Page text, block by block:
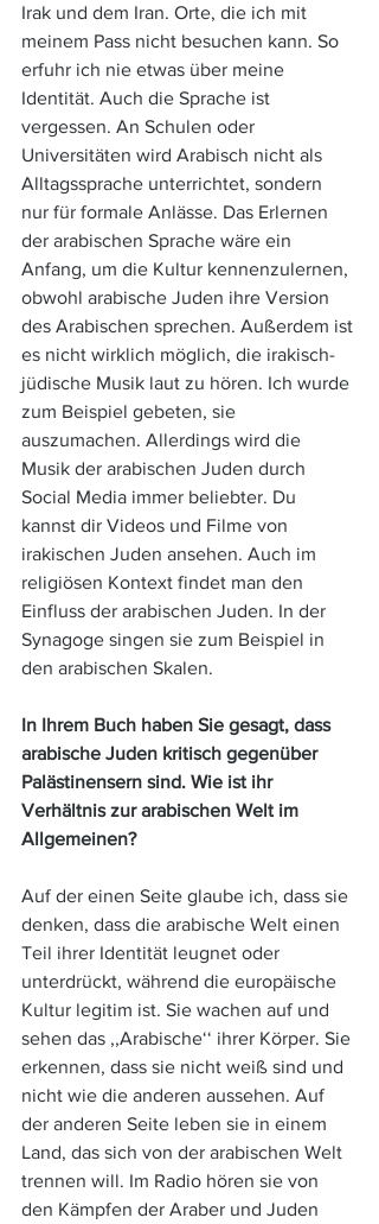
Irak und dem Iran. Orte, die ich mit
meinem Pass nicht besuchen kann. So
erfuhr ich nie etwas über meine
Identität. Auch die Sprache ist
vergessen. An Schulen oder
Universitäten wird Arabisch nicht als
Alltagssprache unterrichtet, sondern
nur für formale Anlässe. Das Erlernen
der arabischen Sprache wäre ein
Anfang, um die Kultur kennenzulernen,
obwohl arabische Juden ihre Version
des Arabischen sprechen. Außerdem ist
es nicht wirklich möglich, die irakisch-
jüdische Musik laut zu hören. Ich wurde
zum Beispiel gebeten, sie
auszumachen. Allerdings wird die
Musik der arabischen Juden durch
Social Media immer beliebter. Du
kannst dir Videos und Filme von
irakischen Juden ansehen. Auch im
religiösen Kontext findet man den
Einfluss der arabischen Juden. In der
Synagoge singen sie zum Beispiel in
den arabischen Skalen.
In Ihrem Buch haben Sie gesagt, dass
arabische Juden kritisch gegenüber
Palästinensern sind. Wie ist ihr
Verhältnis zur arabischen Welt im
Allgemeinen?
Auf der einen Seite glaube ich, dass sie
denken, dass die arabische Welt einen
Teil ihrer Identität leugnet oder
unterdrückt, während die europäische
Kultur legitim ist. Sie wachen auf und
sehen das ,,Arabische‘‘ ihrer Körper. Sie
erkennen, dass sie nicht weiß sind und
nicht wie die anderen aussehen. Auf
der anderen Seite leben sie in einem
Land, das sich von der arabischen Welt
trennen will. Im Radio hören sie von
den Kämpfen der Araber und Juden